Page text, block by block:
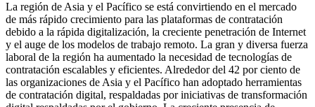
La región de Asia y el Pacífico se está convirtiendo en el mercado
de más rápido crecimiento para las plataformas de contratación
debido a la rápida digitalización, la creciente penetración de Internet
y el auge de los modelos de trabajo remoto. La gran y diversa fuerza
laboral de la región ha aumentado la necesidad de tecnologías de
contratación escalables y eficientes. Alrededor del 42 por ciento de
las organizaciones de Asia y el Pacífico han adoptado herramientas
de contratación digital, respaldadas por iniciativas de transformación